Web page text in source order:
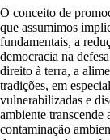
O conceito de
que assumimos
fundamentais, a
democracia na
direito à terra, a
tradições, em
vulnerabilizadas e
ambiente transcende
contaminação